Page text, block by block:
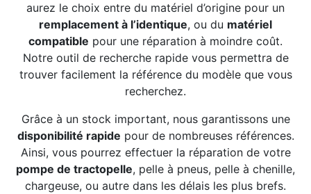
aurez le choix entre du matériel d’origine pour un
remplacement à l’identique, ou du matériel
compatible pour une réparation à moindre coût.
Notre outil de recherche rapide vous permettra de
trouver facilement la référence du modèle que vous
recherchez.
Grâce à un stock important, nous garantissons une
disponibilité rapide pour de nombreuses références.
Ainsi, vous pourrez effectuer la réparation de votre
pompe de tractopelle, pelle à pneus, pelle à chenille,
chargeuse, ou autre dans les délais les plus brefs.